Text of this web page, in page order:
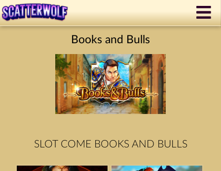
Books and Bulls
SLOT COME BOOKS AND BULLS